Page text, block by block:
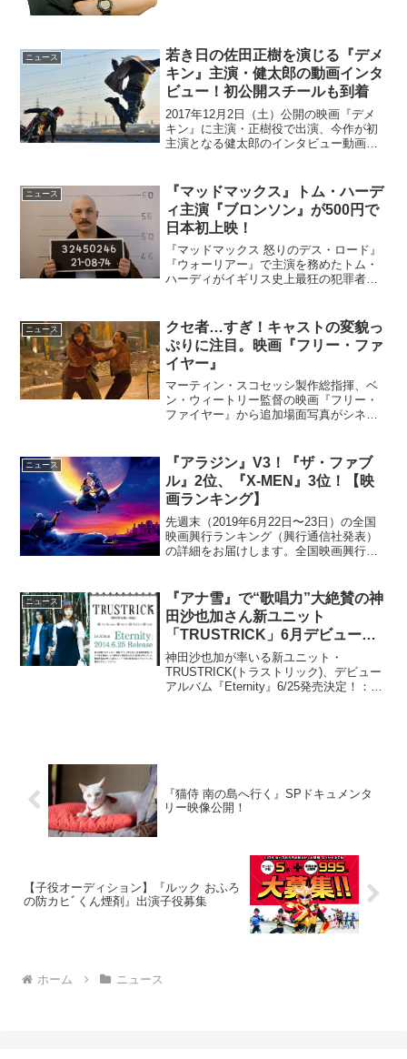
ニュース
若き日の佐田正樹を演じる『デメ
キン』主演・健太郎の動画インタ
ビュー！初公開スチールも到着
2017年12月2日（土）公開の映画『デメ
キン』に主演・正樹役で出演、今作が初
主演となる健太郎のインタビュー動画が
『デメキン』の実写化で主演を務める・
健太郎の動画インタビ...
ニュース
『マッドマックス』トム・ハーデ
ィ主演『ブロンソン』が500円で
日本初上映！
『マッドマックス 怒りのデス・ロード』
『ウォーリアー』で主演を務めたトム・
ハーディがイギリス史上最狂の犯罪者を
2008年製作の衝撃作『ブロンソン』が、
新宿シネマカリテレイ...
ニュース
クセ者…すぎ！キャストの変貌っ
ぷりに注目。映画『フリー・ファ
イヤー』
マーティン・スコセッシ製作総指揮、ベ
ン・ウィートリー監督の映画『フリー・
ファイヤー』から追加場面写真がシネマ
銃取引のために集まった、アイルランド
人のクリス(キリアン・マ...
ニュース
『アラジン』V3！『ザ・ファブ
ル』2位、『X-MEN』3位！【映
画ランキング】
先週末（2019年6月22日〜23日）の全国
映画興行ランキング（興行通信社発表）
の詳細をお届けします。全国映画興行ラ
『X-MEN：ダーク・フェニックス』4位
（↓）『メ...
ニュース
『アナ雪』で“歌唱力”大絶賛の神
田沙也加さん新ユニット
「TRUSTRICK」6月デビューア
ルバム発売に期待“大”♪
神田沙也加が率いる新ユニット・
TRUSTRICK(トラストリック)、デビュー
アルバム『Eternity』6/25発売決定！：特
『猫侍 南の島へ行く』SPドキュメンタ
リー映像公開！
【子役オーディション】『ルック おふろ
の防カヒﾞくん煙剤』出演子役募集
ホーム ニュース